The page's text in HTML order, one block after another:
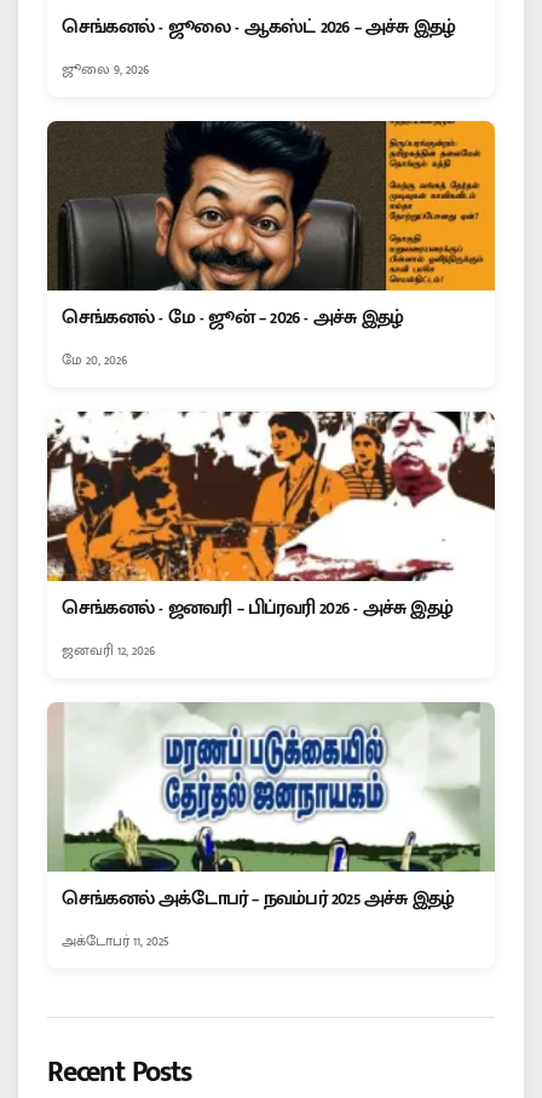
செங்கனல் - ஜூலை - ஆகஸ்ட் 2026 – அச்சு இதழ்
ஜூலை 9, 2026
செங்கனல் - மே - ஜூன் – 2026 - அச்சு இதழ்
மே 20, 2026
செங்கனல் - ஜனவரி – பிப்ரவரி 2026 - அச்சு இதழ்
ஜனவரி 12, 2026
செங்கனல் அக்டோபர் – நவம்பர் 2025 அச்சு இதழ்
அக்டோபர் 11, 2025
Recent Posts